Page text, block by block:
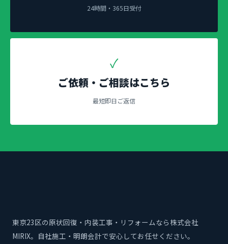
24時間・365日受付
✓
ご依頼・ご相談はこちら
最短即日ご返信
東京23区の原状回復・内装工事・リフォームなら株式会社
MIRIX。自社施工・明朗会計で安心してお任せください。